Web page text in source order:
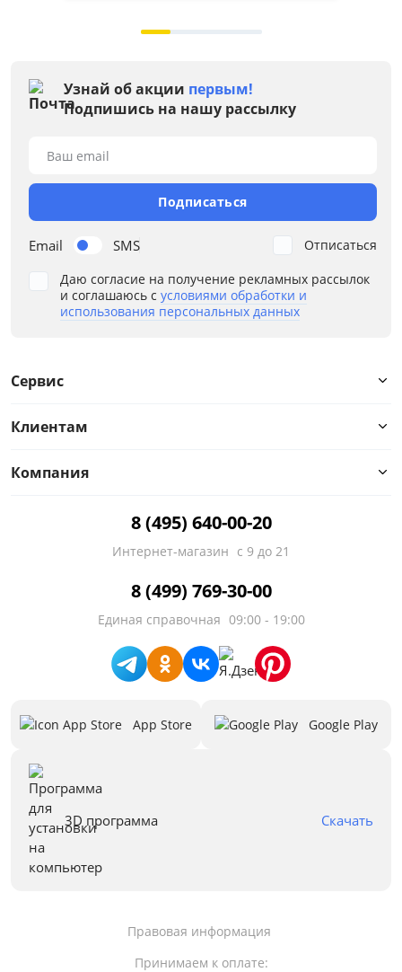
Узнай об акции первым!
Подпишись на нашу рассылку
Email SMS
Ваш email
Подписаться
Даю согласие на получение рекламных рассылок
и соглашаюсь с условиями обработки и
использования персональных данных
Отписаться
Сервис
Клиентам
Компания
8 (495) 640-00-20
Интернет-магазин с 9 до 21
8 (499) 769-30-00
Единая справочная 09:00 - 19:00
App Store Google Play
3D программа Скачать
Принимаем к оплате:
Правовая информация